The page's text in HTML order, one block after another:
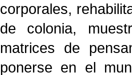
corporales,
de colonia,
matrices de
ponerse en el